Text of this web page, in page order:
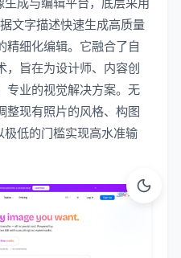
文字描述快速生成高质量
精细化编辑。它融合了自
，旨在为设计师、内容创
专业的视觉解决方案。无
整现有照片的风格、构图
低的门槛实现高水准输